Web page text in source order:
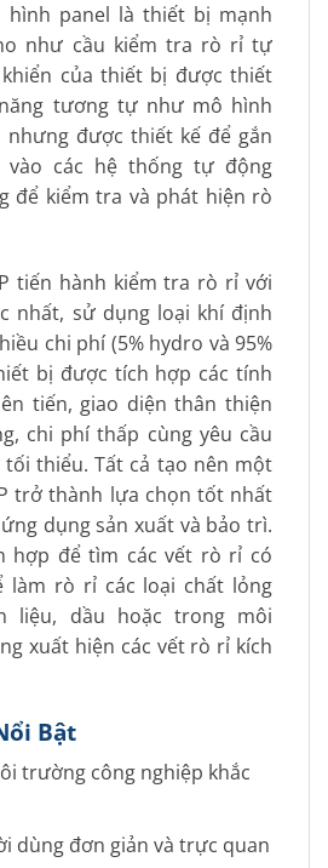
hình panel là thiết bị mạnh
như cầu kiểm tra rò rỉ tự
của thiết bị được thiết
tương tự như mô hình
nhưng được thiết kế để gắn
vào các hệ thống tự động
để kiểm tra và phát hiện rò
tiến hành kiểm tra rò rỉ với
nhất, sử dụng loại khí định
chi phí (5% hydro và 95%
bị được tích hợp các tính
tiến, giao diện thân thiện
chi phí thấp cùng yêu cầu
thiểu. Tất cả tạo nên một
trở thành lựa chọn tốt nhất
dụng sản xuất và bảo trì.
hợp để tìm các vết rò rỉ có
làm rò rỉ các loại chất lỏng
liệu, dầu hoặc trong môi
xuất hiện các vết rò rỉ kích
Bật
trường công nghiệp khắc
dùng đơn giản và trực quan